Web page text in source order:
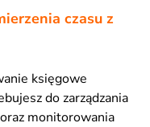
czasu z
księgowe
do zarządzania
monitorowania